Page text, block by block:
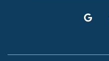
google